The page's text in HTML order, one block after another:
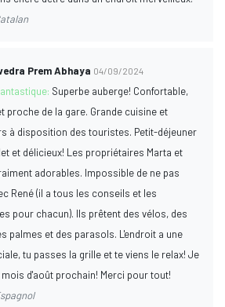
Prem Abhaya 04/09/2024
Superbe auberge! Confortable,
proche de la gare. Grande cuisine et
à disposition des touristes. Petit-déjeuner
et délicieux! Les propriétaires Marta et
adorables. Impossible de ne pas
René (il a tous les conseils et les
pour chacun). Ils prêtent des vélos, des
palmes et des parasols. L'endroit a une
tu passes la grille et te viens le relax! Je
d'août prochain! Merci pour tout!